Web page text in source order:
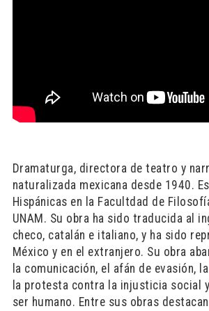
Dramaturga, directora de teatro y
naturalizada mexicana desde 1940.
Hispánicas en la Facultdad de
UNAM. Su obra ha sido traducida al
checo, catalán e italiano, y ha sido
México y en el extranjero. Su obra
la comunicación, el afán de evasión,
la protesta contra la injusticia social
ser humano. Entre sus obras